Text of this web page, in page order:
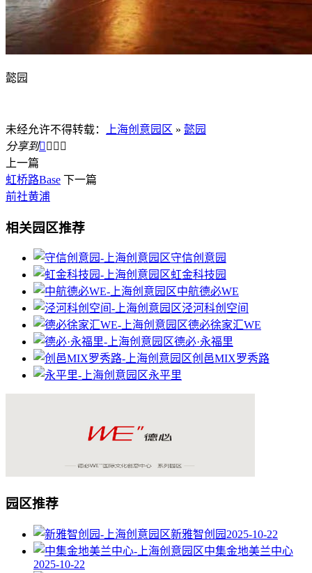
懿园
未经允许不得转载： 上海创意园区 » 懿园
分享到   
上一篇
虹桥路Base 下一篇
前社黄浦
相关园区推荐
守信创意园
虹金科技园
中航德必WE
泾河科创空间
德必徐家汇WE
德必·永福里
创邑MIX罗秀路
永平里
园区推荐
新雅智创园 2025-10-22
中集金地美兰中心
2025-10-22